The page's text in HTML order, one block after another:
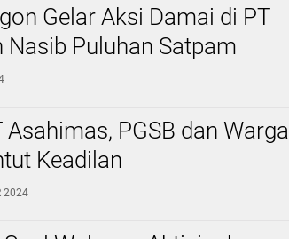
Gelar Aksi Damai di PT
Nasib Puluhan Satpam
PGSB dan Warga
Keadilan
2024